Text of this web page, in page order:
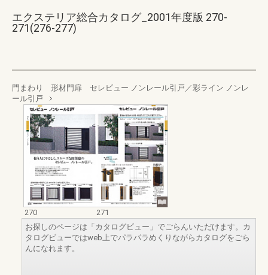
エクステリア総合カタログ_2001年度版 270-
271(276-277)
門まわり 形材門扉 セレビュー ノンレール引戸／彩ライン ノンレ
ール引戸
270
271
お探しのページは「カタログビュー」でごらんいただけます。カ
タログビューではweb上でパラパラめくりながらカタログをごら
んになれます。